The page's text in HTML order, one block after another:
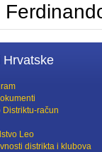
Hrvatske
Distriktu-račun
Leo
distrikta i klubova